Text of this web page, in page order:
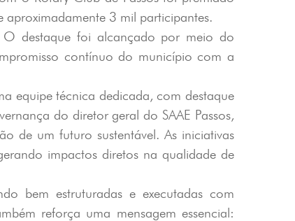
3 mil participantes.
destaque foi alcançado por meio do
contínuo do município com a
equipe técnica dedicada, com destaque
do diretor geral do SAAE Passos,
de um futuro sustentável. As iniciativas
impactos diretos na qualidade de
bem estruturadas e executadas com
reforça uma mensagem essencial: